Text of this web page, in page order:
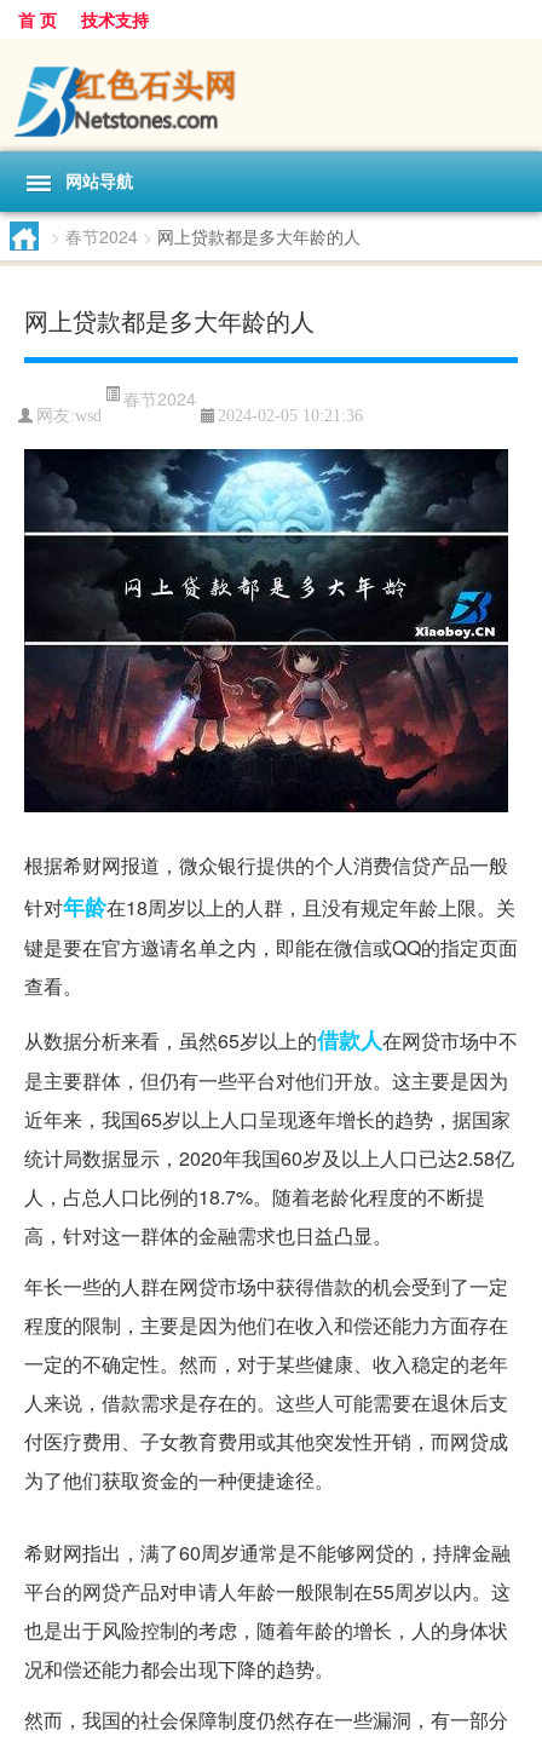
首 页 技术支持
网站导航
> 春节2024 > 网上贷款都是多大年龄的人
网上贷款都是多大年龄的人
网友:wsd
春节2024
2024-02-05 10:21:36
根据希财网报道，微众银行提供的个人消费信贷产品一般
针对年龄在18周岁以上的人群，且没有规定年龄上限。关
键是要在官方邀请名单之内，即能在微信或QQ的指定页面
查看。
从数据分析来看，虽然65岁以上的借款人在网贷市场中不
是主要群体，但仍有一些平台对他们开放。这主要是因为
近年来，我国65岁以上人口呈现逐年增长的趋势，据国家
统计局数据显示，2020年我国60岁及以上人口已达2.58亿
人，占总人口比例的18.7%。随着老龄化程度的不断提
高，针对这一群体的金融需求也日益凸显。
年长一些的人群在网贷市场中获得借款的机会受到了一定
程度的限制，主要是因为他们在收入和偿还能力方面存在
一定的不确定性。然而，对于某些健康、收入稳定的老年
人来说，借款需求是存在的。这些人可能需要在退休后支
付医疗费用、子女教育费用或其他突发性开销，而网贷成
为了他们获取资金的一种便捷途径。
希财网指出，满了60周岁通常是不能够网贷的，持牌金融
平台的网贷产品对申请人年龄一般限制在55周岁以内。这
也是出于风险控制的考虑，随着年龄的增长，人的身体状
况和偿还能力都会出现下降的趋势。
然而，我国的社会保障制度仍然存在一些漏洞，有一部分